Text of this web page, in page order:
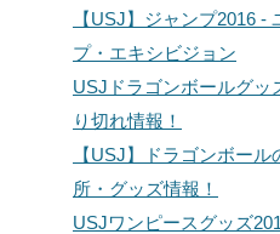
【USJ】ジャンプ2016 -
プ・エキシビジョン
USJドラゴンボールグッ
り切れ情報！
【USJ】ドラゴンボー
所・グッズ情報！
USJワンピースグッズ